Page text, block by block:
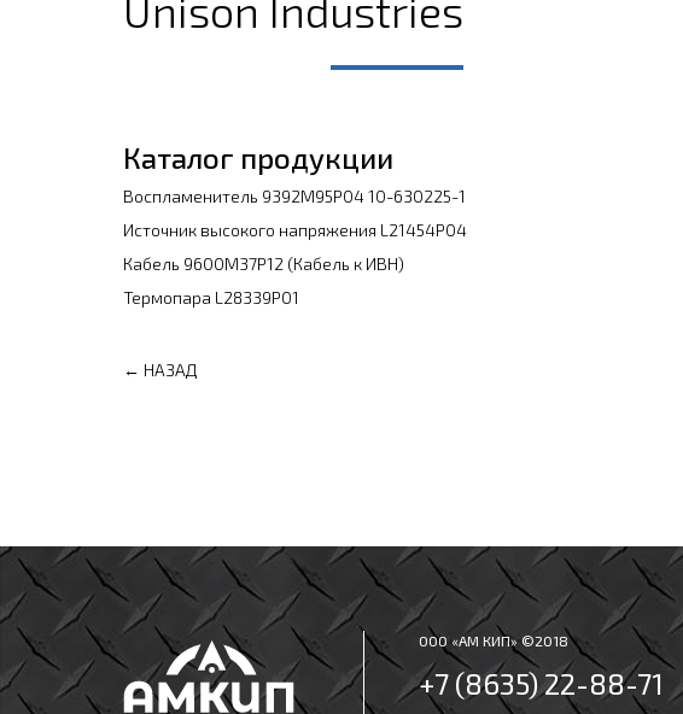
Каталог продукции
Воспламенитель 9392M95P04 10-630225-1
Источник высокого напряжения L21454P04
Кабель 9600M37P12 (Кабель к ИВН)
Термопара L28339P01
← НАЗАД
ООО «АМ КИП» ©2018
+7 (8635) 22-88-71